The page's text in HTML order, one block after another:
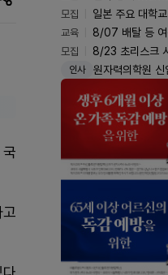
모집
일본 주요 대학
교육
8/07 배탈 등 여
모집
8/23 초리스크
인사 원자력의학원